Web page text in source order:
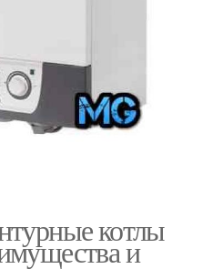
котлы
и